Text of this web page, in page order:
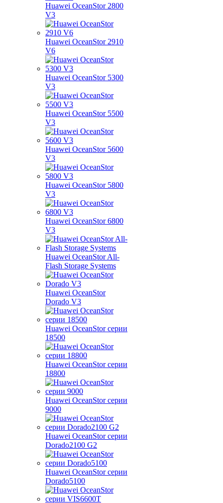
Huawei OceanStor 2800
V3
Huawei OceanStor 2910
V6
Huawei OceanStor 5300
V3
Huawei OceanStor 5500
V3
Huawei OceanStor 5600
V3
Huawei OceanStor 5800
V3
Huawei OceanStor 6800
V3
Huawei OceanStor All-
Flash Storage Systems
Huawei OceanStor
Dorado V3
Huawei OceanStor серии
18500
Huawei OceanStor серии
18800
Huawei OceanStor серии
9000
Huawei OceanStor серии
Dorado2100 G2
Huawei OceanStor серии
Dorado5100